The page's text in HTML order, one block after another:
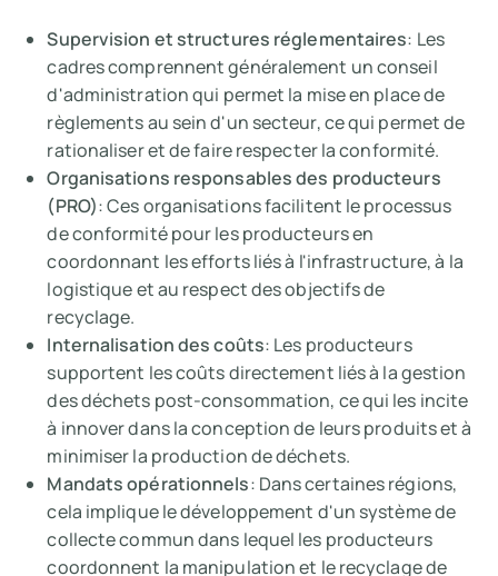
Supervision et structures réglementaires: Les
cadres comprennent généralement un conseil
d'administration qui permet la mise en place de
règlements au sein d'un secteur, ce qui permet de
rationaliser et de faire respecter la conformité.
Organisations responsables des producteurs
(PRO): Ces organisations facilitent le processus
de conformité pour les producteurs en
coordonnant les efforts liés à l'infrastructure, à la
logistique et au respect des objectifs de
recyclage.
Internalisation des coûts: Les producteurs
supportent les coûts directement liés à la gestion
des déchets post-consommation, ce qui les incite
à innover dans la conception de leurs produits et à
minimiser la production de déchets.
Mandats opérationnels: Dans certaines régions,
cela implique le développement d'un système de
collecte commun dans lequel les producteurs
coordonnent la manipulation et le recyclage de